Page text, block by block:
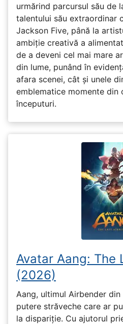
urmărind parcursul său de
talentului său extraordinar
Jackson Five, până la
ambiție creativă a
de a deveni cel mai mare
din lume, punând în
afara scenei, cât și unele
emblematice momente din
începuturi.
Avatar Aang: The
(2026)
Aang, ultimul Airbender
putere străveche care ar
la dispariție. Cu ajutorul